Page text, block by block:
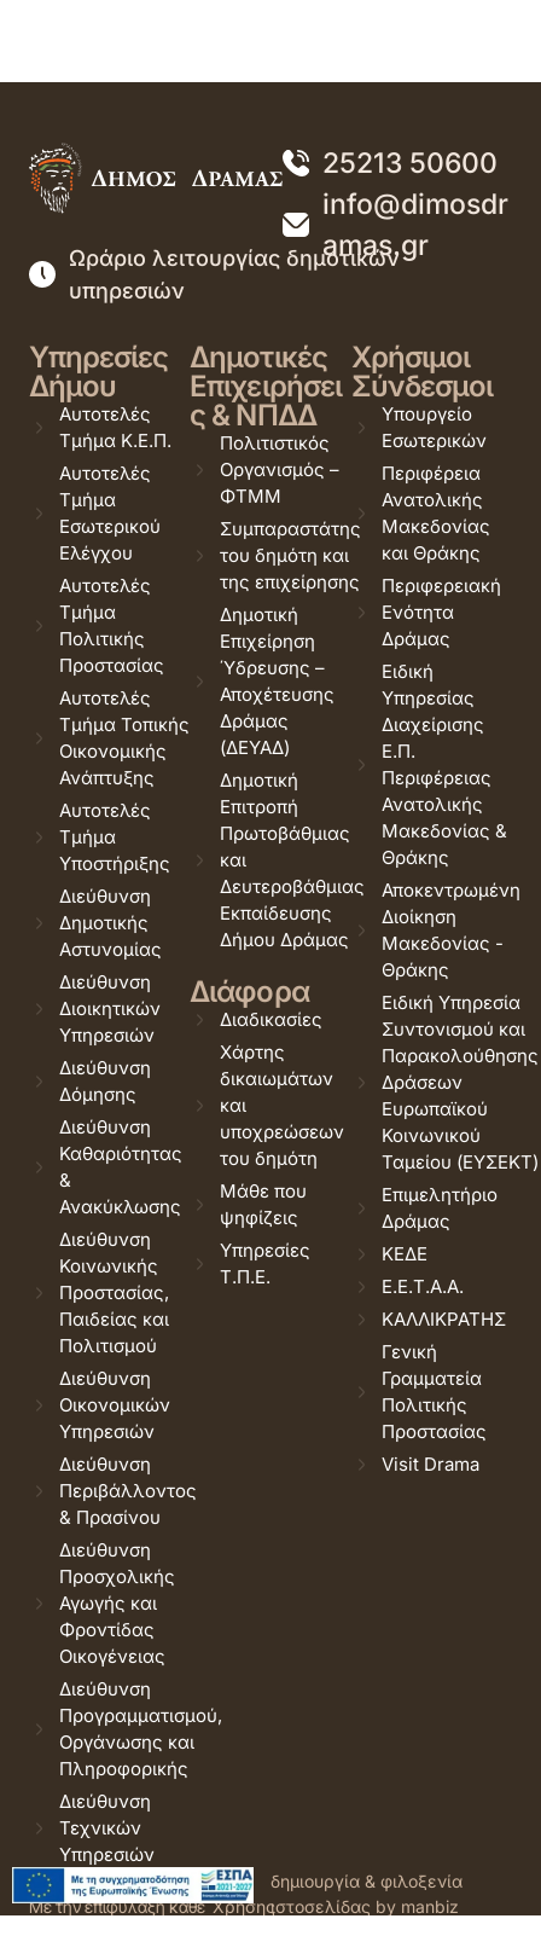
25213 50600
info@dimosdr
amas.gr
Ωράριο λειτουργίας δημοτικών
υπηρεσιών
Υπηρεσίες
Δήμου
Αυτοτελές
Τμήμα Κ.Ε.Π.
Αυτοτελές
Τμήμα
Εσωτερικού
Ελέγχου
Αυτοτελές
Τμήμα
Πολιτικής
Προστασίας
Αυτοτελές
Τμήμα Τοπικής
Οικονομικής
Ανάπτυξης
Αυτοτελές
Τμήμα
Υποστήριξης
Διεύθυνση
Δημοτικής
Αστυνομίας
Διεύθυνση
Διοικητικών
Υπηρεσιών
Διεύθυνση
Δόμησης
Διεύθυνση
Καθαριότητας
&
Ανακύκλωσης
Διεύθυνση
Κοινωνικής
Προστασίας,
Παιδείας και
Πολιτισμού
Διεύθυνση
Οικονομικών
Υπηρεσιών
Διεύθυνση
Περιβάλλοντος
& Πρασίνου
Διεύθυνση
Προσχολικής
Αγωγής και
Φροντίδας
Οικογένειας
Διεύθυνση
Προγραμματισμού,
Οργάνωσης και
Πληροφορικής
Διεύθυνση
Τεχνικών
Υπηρεσιών
Δημοτικές
Επιχειρήσει
ς & ΝΠΔΔ
Πολιτιστικός
Οργανισμός –
ΦΤΜΜ
Συμπαραστάτης
του δημότη και
της επιχείρησης
Δημοτική
Επιχείρηση
Ύδρευσης –
Αποχέτευσης
Δράμας
(ΔΕΥΑΔ)
Δημοτική
Επιτροπή
Πρωτοβάθμιας
και
Δευτεροβάθμιας
Εκπαίδευσης
Δήμου Δράμας
Διάφορα
Διαδικασίες
Χάρτης
δικαιωμάτων
και
υποχρεώσεων
του δημότη
Μάθε που
ψηφίζεις
Υπηρεσίες
Τ.Π.Ε.
Χρήσιμοι
Σύνδεσμοι
Υπουργείο
Εσωτερικών
Περιφέρεια
Ανατολικής
Μακεδονίας
και Θράκης
Περιφερειακή
Ενότητα
Δράμας
Ειδική
Υπηρεσίας
Διαχείρισης
Ε.Π.
Περιφέρειας
Ανατολικής
Μακεδονίας &
Θράκης
Αποκεντρωμένη
Διοίκηση
Μακεδονίας -
Θράκης
Ειδική Υπηρεσία
Συντονισμού και
Παρακολούθησης
Δράσεων
Ευρωπαϊκού
Κοινωνικού
Ταμείου (ΕΥΣΕΚΤ)
Επιμελητήριο
Δράμας
ΚΕΔΕ
Ε.Ε.Τ.Α.Α.
ΚΑΛΛΙΚΡΑΤΗΣ
Γενική
Γραμματεία
Πολιτικής
Προστασίας
Visit Drama
© 2026 Δήμος Δράμας.
Με την επιφύλαξη κάθε
Όροι
Χρήσης
δημιουργία & φιλοξενία
ιστοσελίδας by manbiz